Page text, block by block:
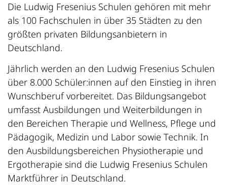
Die Ludwig Fresenius Schulen gehören mit mehr
als 100 Fachschulen in über 35 Städten zu den
größten privaten Bildungsanbietern in
Deutschland.
Jährlich werden an den Ludwig Fresenius Schulen
über 8.000 Schüler:innen auf den Einstieg in ihren
Wunschberuf vorbereitet. Das Bildungsangebot
umfasst Ausbildungen und Weiterbildungen in
den Bereichen Therapie und Wellness, Pflege und
Pädagogik, Medizin und Labor sowie Technik. In
den Ausbildungsbereichen Physiotherapie und
Ergotherapie sind die Ludwig Fresenius Schulen
Marktführer in Deutschland.